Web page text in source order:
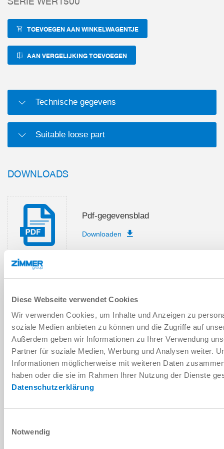
Diese Webseite verwendet Cookies
Wir verwenden Cookies, um Inhalte und Anzeigen zu
soziale Medien anbieten zu können und die Zugriffe auf
Außerdem geben wir Informationen zu Ihrer Verwendung
Partner für soziale Medien, Werbung und Analysen weiter.
Informationen möglicherweise mit weiteren Daten
haben oder die sie im Rahmen Ihrer Nutzung der Dienste
Datenschutzerklärung
Notwendig
TOEVOEGEN AAN WINKELWAGENTJE
AAN VERGELIJKING TOEVOEGEN
Technische gegevens
Suitable loose part
DOWNLOADS
Pdf-gegevensblad
Downloaden
Onderdelenlijst
Downloaden
Montage- en